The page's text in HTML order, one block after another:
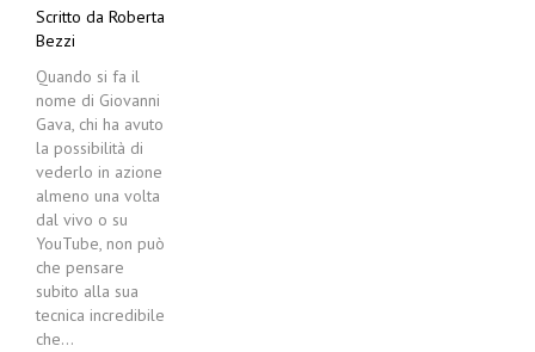
Scritto da Roberta
Bezzi
Quando si fa il
nome di Giovanni
Gava, chi ha avuto
la possibilità di
vederlo in azione
almeno una volta
dal vivo o su
YouTube, non può
che pensare
subito alla sua
tecnica incredibile
che…